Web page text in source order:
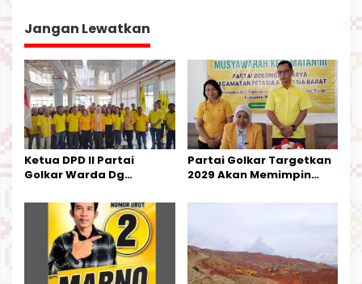
g
a
s
i
p
o
s
Jangan Lewatkan
Ketua DPD II Partai
Golkar Warda Dg
Pengurus Parti
Kecamatan Petasia dan
Kecamatan Petbar
Partai Golkar Targetkan
2029 Akan Memimpin